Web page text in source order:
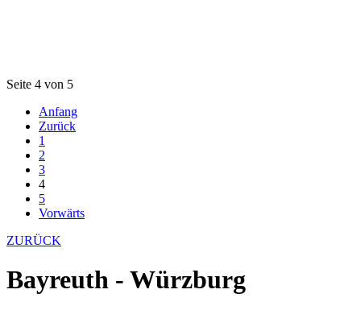
Seite 4 von 5
Anfang
Zurück
1
2
3
4
5
Vorwärts
ZURÜCK
Bayreuth - Würzburg